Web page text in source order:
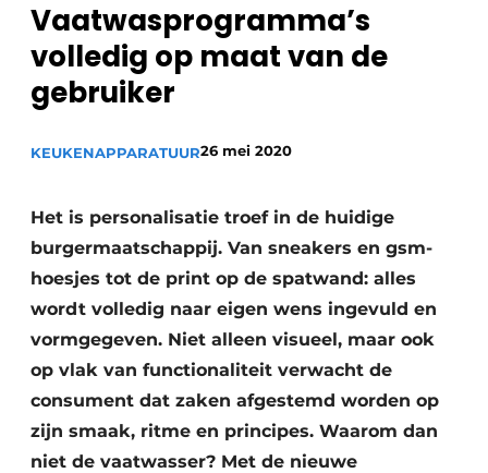
Podcasts
Privacy / Cookie statement
Vacature aanmelden
Vaatwasprogramma’s
volledig op maat van de
gebruiker
KEUKENAPPARATUUR26 mei 2020
Het is personalisatie troef in de huidige
burgermaatschappij. Van sneakers en gsm-
hoesjes tot de print op de spatwand: alles
wordt volledig naar eigen wens ingevuld en
vormgegeven. Niet alleen visueel, maar ook
op vlak van functionaliteit verwacht de
consument dat zaken afgestemd worden op
zijn smaak, ritme en principes. Waarom dan
niet de vaatwasser? Met de nieuwe